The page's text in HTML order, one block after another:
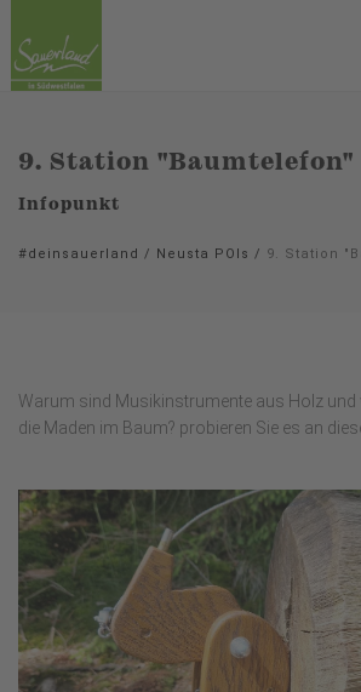
9. Station "Baumtelefon"
Infopunkt
#deinsauerland / Neusta POIs / 9. Station
Warum sind Musikinstrumente aus Holz und
die Maden im Baum? probieren Sie es an